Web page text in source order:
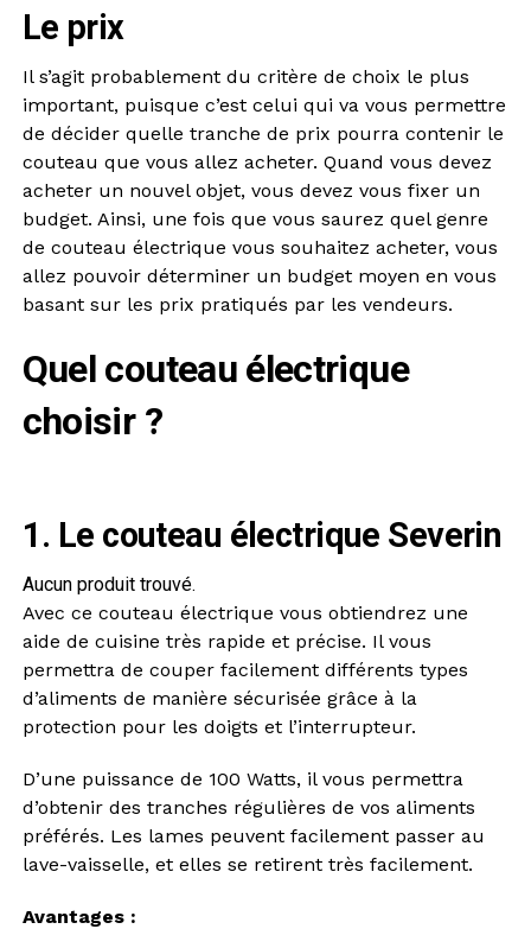
Le prix
Il s’agit probablement du critère de choix le plus
important, puisque c’est celui qui va vous permettre
de décider quelle tranche de prix pourra contenir le
couteau que vous allez acheter. Quand vous devez
acheter un nouvel objet, vous devez vous fixer un
budget. Ainsi, une fois que vous saurez quel genre
de couteau électrique vous souhaitez acheter, vous
allez pouvoir déterminer un budget moyen en vous
basant sur les prix pratiqués par les vendeurs.
Quel couteau électrique
choisir ?
1. Le couteau électrique Severin
Aucun produit trouvé.
Avec ce couteau électrique vous obtiendrez une
aide de cuisine très rapide et précise. Il vous
permettra de couper facilement différents types
d’aliments de manière sécurisée grâce à la
protection pour les doigts et l’interrupteur.
D’une puissance de 100 Watts, il vous permettra
d’obtenir des tranches régulières de vos aliments
préférés. Les lames peuvent facilement passer au
lave-vaisselle, et elles se retirent très facilement.
Avantages :